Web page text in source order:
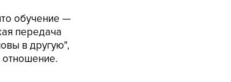
обучение —
передача
в другую",